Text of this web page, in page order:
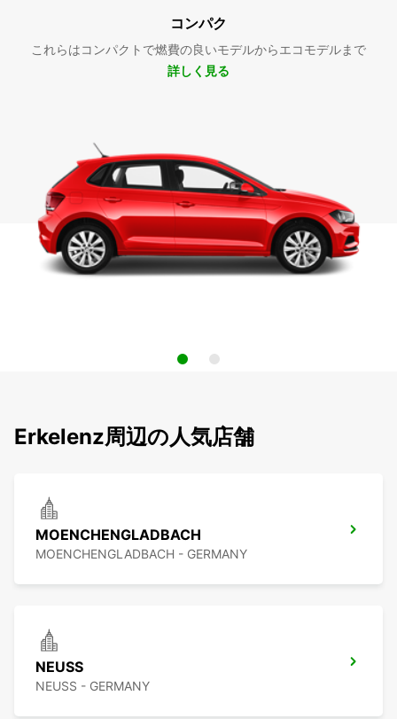
コンパク
これらはコンパクトで燃費の良いモデルからエコモデルまで
詳しく見る
Erkelenz周辺の人気店舗
MOENCHENGLADBACH
MOENCHENGLADBACH - GERMANY
NEUSS
NEUSS - GERMANY